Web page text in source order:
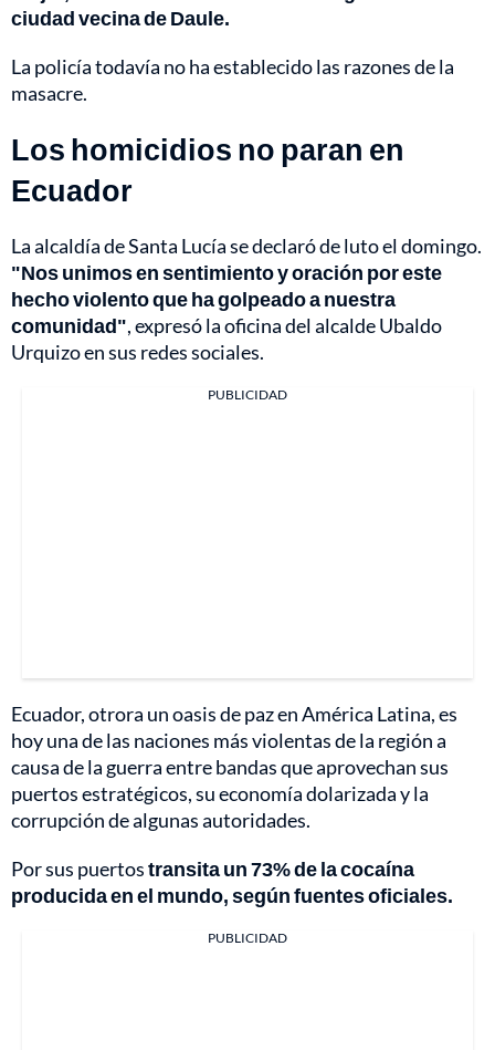
ciudad vecina de Daule.
La policía todavía no ha establecido las razones de la
masacre.
Los homicidios no paran en
Ecuador
La alcaldía de Santa Lucía se declaró de luto el domingo.
"Nos unimos en sentimiento y oración por este
hecho violento que ha golpeado a nuestra
comunidad", expresó la oficina del alcalde Ubaldo
Urquizo en sus redes sociales.
PUBLICIDAD
Ecuador, otrora un oasis de paz en América Latina, es
hoy una de las naciones más violentas de la región a
causa de la guerra entre bandas que aprovechan sus
puertos estratégicos, su economía dolarizada y la
corrupción de algunas autoridades.
Por sus puertostransita un 73% de la cocaína
producida en el mundo, según fuentes oficiales.
PUBLICIDAD